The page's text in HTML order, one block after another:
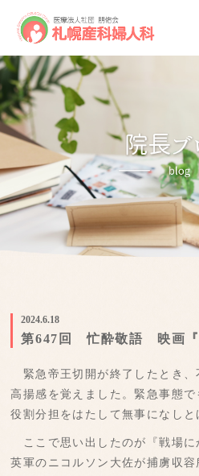
2024.6.18
第647回 忙酔敬語 映画『
緊急帝王切開が終了したとき、
高揚感を覚えました。緊急事態
役割分担をはたして無事になしと
ここで思い出したのが『戦場に
英軍のニコルソン大佐が捕虜収